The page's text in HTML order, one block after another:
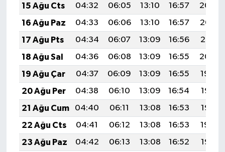
15 Ağu Cts
04:32 06:05 13:10 16:57
20:04
16 Ağu Paz
04:33 06:06 13:10 16:57
20:03
17 Ağu Pts
04:34 06:07 13:09 16:56
20:01
18 Ağu Sal
04:36 06:08 13:09 16:55
20:00
19 Ağu Çar
04:37 06:09 13:09 16:55
19:59
20 Ağu Per
04:38 06:10 13:09 16:54
19:57
21 Ağu Cum
04:40 06:11 13:08 16:53
19:56
22 Ağu Cts
04:41 06:12 13:08 16:53
19:54
23 Ağu Paz
04:42 06:13 13:08 16:52
19:53